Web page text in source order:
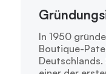
In 1950
Boutique-
Deutschlands.